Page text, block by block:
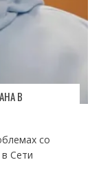
В
со
Сети